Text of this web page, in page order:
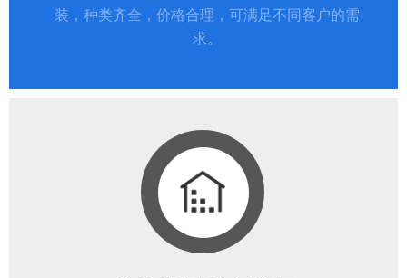
装，种类齐全，价格合理，可满足不同客户的需
求。